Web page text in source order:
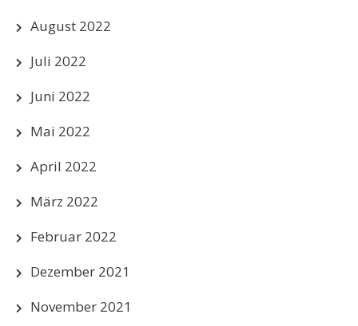
August 2022
Juli 2022
Juni 2022
Mai 2022
April 2022
März 2022
Februar 2022
Dezember 2021
November 2021